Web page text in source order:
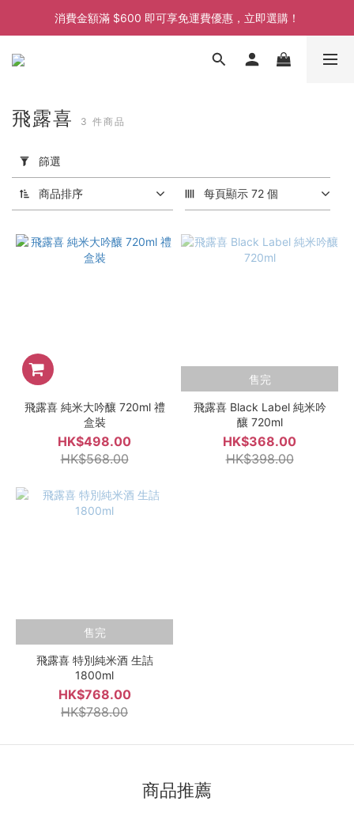
消費金額滿 $600 即可享免運費優惠，立即選購！
消費金額滿 $600 即可享免運費優惠，立即選購！
消費金額滿 $600 即可享免運費優惠，立即選購！
用
選
價格
飛露喜 3 件商品
篩選
商品排序 每頁顯示 72 個
飛露喜 純米大吟釀 720ml 禮
盒裝
HK$498.00
HK$568.00
售完
飛露喜 Black Label 純米吟
釀 720ml
HK$368.00
HK$398.00
售完
飛露喜 特別純米酒 生詰
1800ml
HK$768.00
HK$788.00
商品推薦